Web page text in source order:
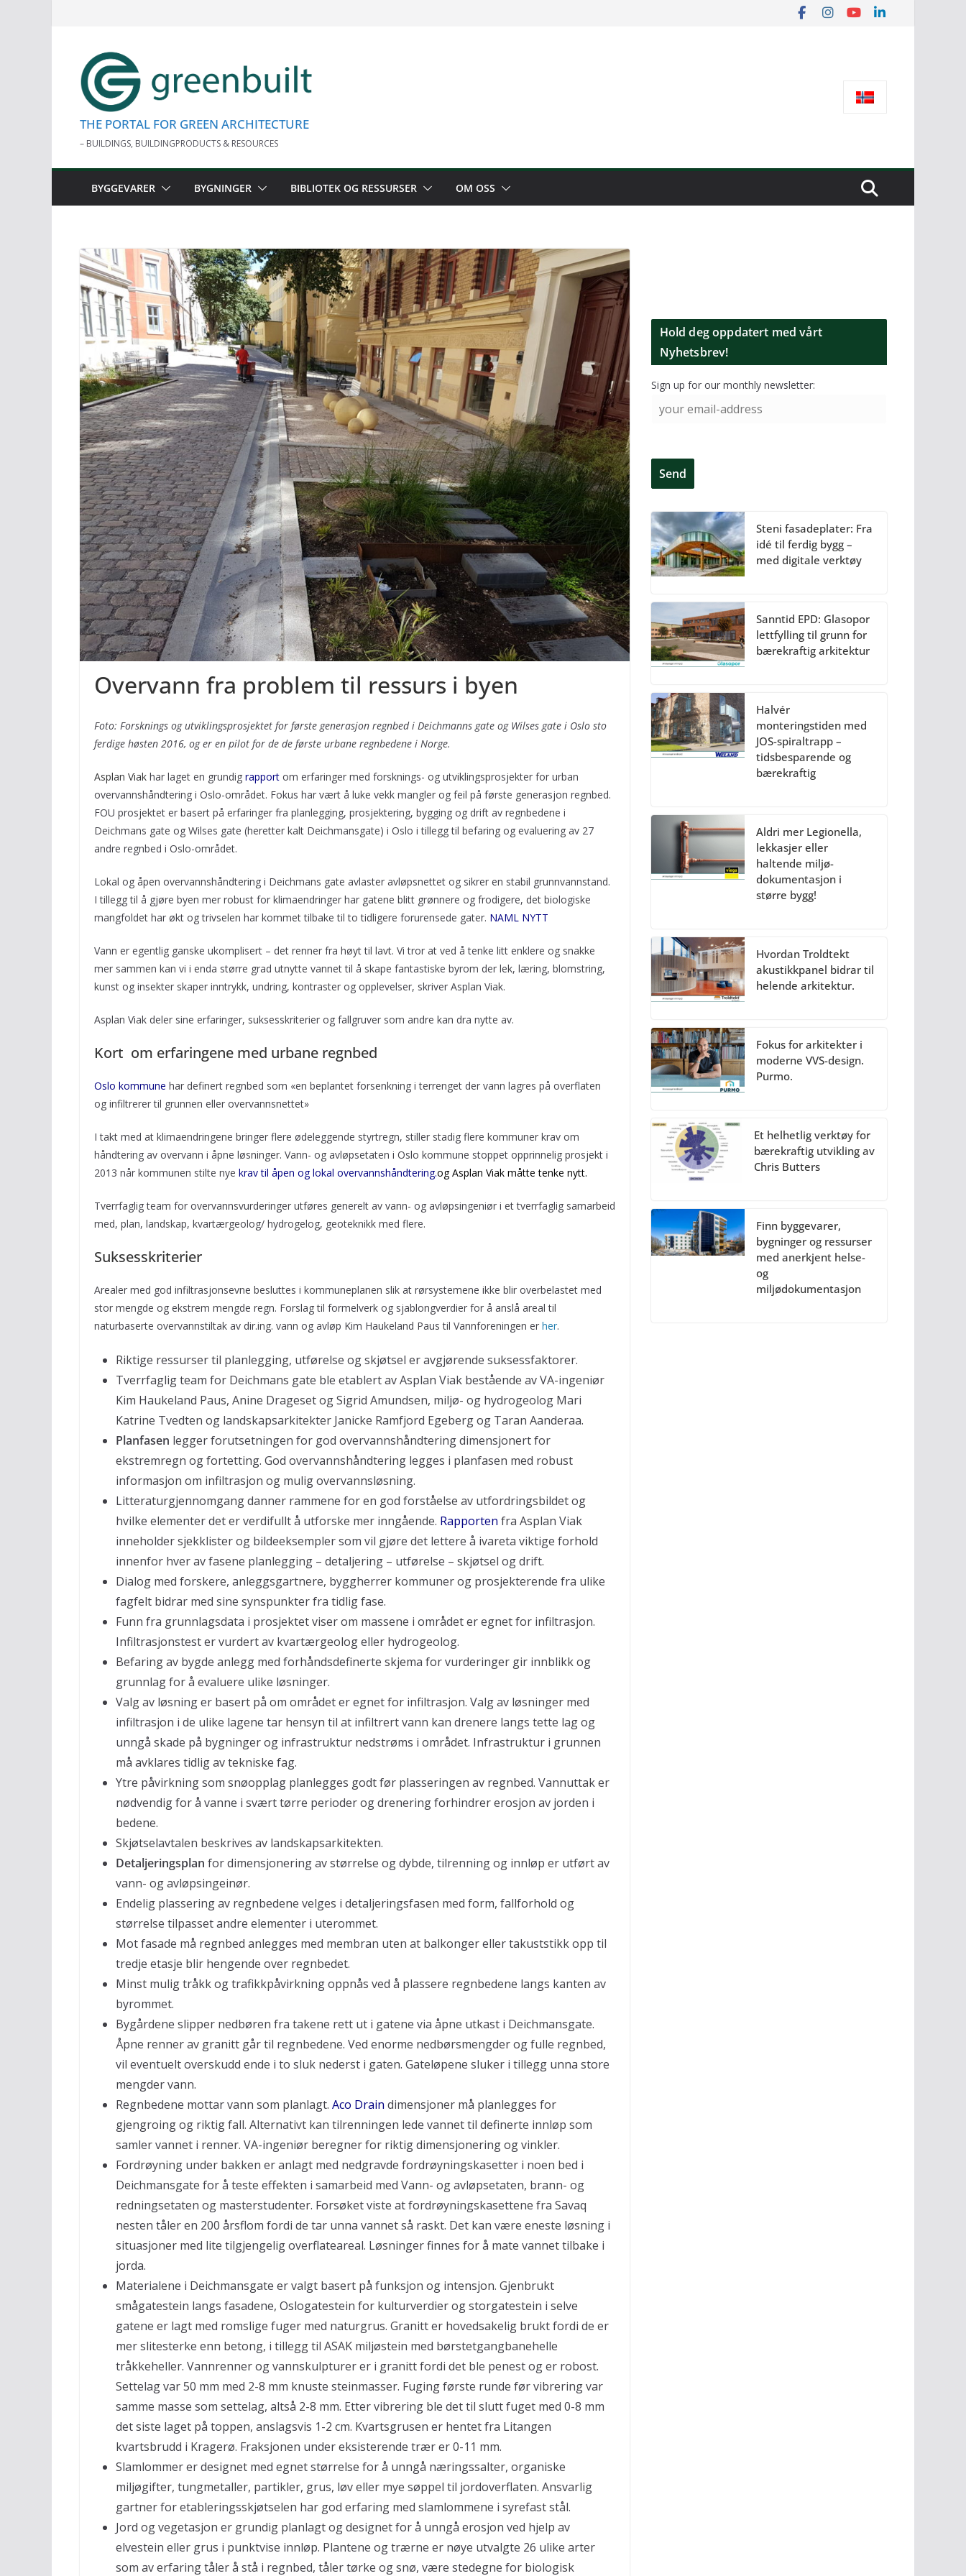
THE PORTAL FOR GREEN ARCHITECTURE
– BUILDINGS, BUILDINGPRODUCTS & RESOURCES
BYGGEVARER BYGNINGER BIBLIOTEK OG RESSURSER OM OSS
Overvann fra problem til ressurs i byen
Foto: Forsknings og utviklingsprosjektet for første generasjon regnbed i Deichmanns gate og Wilses gate i Oslo sto
ferdige høsten 2016, og er en pilot for de de første urbane regnbedene i Norge.
Asplan Viak har laget en grundig rapport om erfaringer med forsknings- og utviklingsprosjekter for urban
overvannshåndtering i Oslo-området. Fokus har vært å luke vekk mangler og feil på første generasjon regnbed.
FOU prosjektet er basert på erfaringer fra planlegging, prosjektering, bygging og drift av regnbedene i
Deichmans gate og Wilses gate (heretter kalt Deichmansgate) i Oslo i tillegg til befaring og evaluering av 27
andre regnbed i Oslo-området.
Lokal og åpen overvannshåndtering i Deichmans gate avlaster avløpsnettet og sikrer en stabil grunnvannstand.
I tillegg til å gjøre byen mer robust for klimaendringer har gatene blitt grønnere og frodigere, det biologiske
mangfoldet har økt og trivselen har kommet tilbake til to tidligere forurensede gater. NAML NYTT
Vann er egentlig ganske ukomplisert – det renner fra høyt til lavt. Vi tror at ved å tenke litt enklere og snakke
mer sammen kan vi i enda større grad utnytte vannet til å skape fantastiske byrom der lek, læring, blomstring,
kunst og insekter skaper inntrykk, undring, kontraster og opplevelser, skriver Asplan Viak.
Asplan Viak deler sine erfaringer, suksesskriterier og fallgruver som andre kan dra nytte av.
Kort om erfaringene med urbane regnbed
Oslo kommune har definert regnbed som «en beplantet forsenkning i terrenget der vann lagres på overflaten
og infiltrerer til grunnen eller overvannsnettet»
I takt med at klimaendringene bringer flere ødeleggende styrtregn, stiller stadig flere kommuner krav om
håndtering av overvann i åpne løsninger. Vann- og avløpsetaten i Oslo kommune stoppet opprinnelig prosjekt i
2013 når kommunen stilte nye krav til åpen og lokal overvannshåndtering.og Asplan Viak måtte tenke nytt.
Tverrfaglig team for overvannsvurderinger utføres generelt av vann- og avløpsingeniør i et tverrfaglig samarbeid
med, plan, landskap, kvartærgeolog/ hydrogelog, geoteknikk med flere.
Suksesskriterier
Arealer med god infiltrasjonsevne besluttes i kommuneplanen slik at rørsystemene ikke blir overbelastet med
stor mengde og ekstrem mengde regn. Forslag til formelverk og sjablongverdier for å anslå areal til
naturbaserte overvannstiltak av dir.ing. vann og avløp Kim Haukeland Paus til Vannforeningen er her.
Riktige ressurser til planlegging, utførelse og skjøtsel er avgjørende suksessfaktorer.
Tverrfaglig team for Deichmans gate ble etablert av Asplan Viak bestående av VA-ingeniør
Kim Haukeland Paus, Anine Drageset og Sigrid Amundsen, miljø- og hydrogeolog Mari
Katrine Tvedten og landskapsarkitekter Janicke Ramfjord Egeberg og Taran Aanderaa.
Planfasen legger forutsetningen for god overvannshåndtering dimensjonert for
ekstremregn og fortetting. God overvannshåndtering legges i planfasen med robust
informasjon om infiltrasjon og mulig overvannsløsning.
Litteraturgjennomgang danner rammene for en god forståelse av utfordringsbildet og
hvilke elementer det er verdifullt å utforske mer inngående. Rapporten fra Asplan Viak
inneholder sjekklister og bildeeksempler som vil gjøre det lettere å ivareta viktige forhold
innenfor hver av fasene planlegging – detaljering – utførelse – skjøtsel og drift.
Dialog med forskere, anleggsgartnere, byggherrer kommuner og prosjekterende fra ulike
fagfelt bidrar med sine synspunkter fra tidlig fase.
Funn fra grunnlagsdata i prosjektet viser om massene i området er egnet for infiltrasjon.
Infiltrasjonstest er vurdert av kvartærgeolog eller hydrogeolog.
Befaring av bygde anlegg med forhåndsdefinerte skjema for vurderinger gir innblikk og
grunnlag for å evaluere ulike løsninger.
Valg av løsning er basert på om området er egnet for infiltrasjon. Valg av løsninger med
infiltrasjon i de ulike lagene tar hensyn til at infiltrert vann kan drenere langs tette lag og
unngå skade på bygninger og infrastruktur nedstrøms i området. Infrastruktur i grunnen
må avklares tidlig av tekniske fag.
Ytre påvirkning som snøopplag planlegges godt før plasseringen av regnbed. Vannuttak er
nødvendig for å vanne i svært tørre perioder og drenering forhindrer erosjon av jorden i
bedene.
Skjøtselavtalen beskrives av landskapsarkitekten.
Detaljeringsplan for dimensjonering av størrelse og dybde, tilrenning og innløp er utført av
vann- og avløpsingeinør.
Endelig plassering av regnbedene velges i detaljeringsfasen med form, fallforhold og
størrelse tilpasset andre elementer i uterommet.
Mot fasade må regnbed anlegges med membran uten at balkonger eller takuststikk opp til
tredje etasje blir hengende over regnbedet.
Minst mulig tråkk og trafikkpåvirkning oppnås ved å plassere regnbedene langs kanten av
byrommet.
Bygårdene slipper nedbøren fra takene rett ut i gatene via åpne utkast i Deichmansgate.
Åpne renner av granitt går til regnbedene. Ved enorme nedbørsmengder og fulle regnbed,
vil eventuelt overskudd ende i to sluk nederst i gaten. Gateløpene sluker i tillegg unna store
mengder vann.
Regnbedene mottar vann som planlagt. Aco Drain dimensjoner må planlegges for
gjengroing og riktig fall. Alternativt kan tilrenningen lede vannet til definerte innløp som
samler vannet i renner. VA-ingeniør beregner for riktig dimensjonering og vinkler.
Fordrøyning under bakken er anlagt med nedgravde fordrøyningskasetter i noen bed i
Deichmansgate for å teste effekten i samarbeid med Vann- og avløpsetaten, brann- og
redningsetaten og masterstudenter. Forsøket viste at fordrøyningskasettene fra Savaq
nesten tåler en 200 årsflom fordi de tar unna vannet så raskt. Det kan være eneste løsning i
situasjoner med lite tilgjengelig overflateareal. Løsninger finnes for å mate vannet tilbake i
jorda.
Materialene i Deichmansgate er valgt basert på funksjon og intensjon. Gjenbrukt
smågatestein langs fasadene, Oslogatestein for kulturverdier og storgatestein i selve
gatene er lagt med romslige fuger med naturgrus. Granitt er hovedsakelig brukt fordi de er
mer slitesterke enn betong, i tillegg til ASAK miljøstein med børstetgangbanehelle
tråkkeheller. Vannrenner og vannskulpturer er i granitt fordi det ble penest og er robost.
Settelag var 50 mm med 2-8 mm knuste steinmasser. Fuging første runde før vibrering var
samme masse som settelag, altså 2-8 mm. Etter vibrering ble det til slutt fuget med 0-8 mm
det siste laget på toppen, anslagsvis 1-2 cm. Kvartsgrusen er hentet fra Litangen
kvartsbrudd i Kragerø. Fraksjonen under eksisterende trær er 0-11 mm.
Slamlommer er designet med egnet størrelse for å unngå næringssalter, organiske
miljøgifter, tungmetaller, partikler, grus, løv eller mye søppel til jordoverflaten. Ansvarlig
gartner for etableringsskjøtselen har god erfaring med slamlommene i syrefast stål.
Jord og vegetasjon er grundig planlagt og designet for å unngå erosjon ved hjelp av
elvestein eller grus i punktvise innløp. Plantene og trærne er nøye utvalgte 26 ulike arter
som av erfaring tåler å stå i regnbed, tåler tørke og snø, være stedegne for biologisk
Hold deg oppdatert med vårt
Nyhetsbrev!
Sign up for our monthly newsletter:
Steni fasadeplater: Fra
idé til ferdig bygg –
med digitale verktøy
Sanntid EPD: Glasopor
lettfylling til grunn for
bærekraftig arkitektur
Halvér
monteringstiden med
JOS-spiraltrapp –
tidsbesparende og
bærekraftig
Aldri mer Legionella,
lekkasjer eller
haltende miljø-
dokumentasjon i
større bygg!
Hvordan Troldtekt
akustikkpanel bidrar til
helende arkitektur.
Fokus for arkitekter i
moderne VVS-design.
Purmo.
Et helhetlig verktøy for
bærekraftig utvikling av
Chris Butters
Finn byggevarer,
bygninger og ressurser
med anerkjent helse-
og
miljødokumentasjon